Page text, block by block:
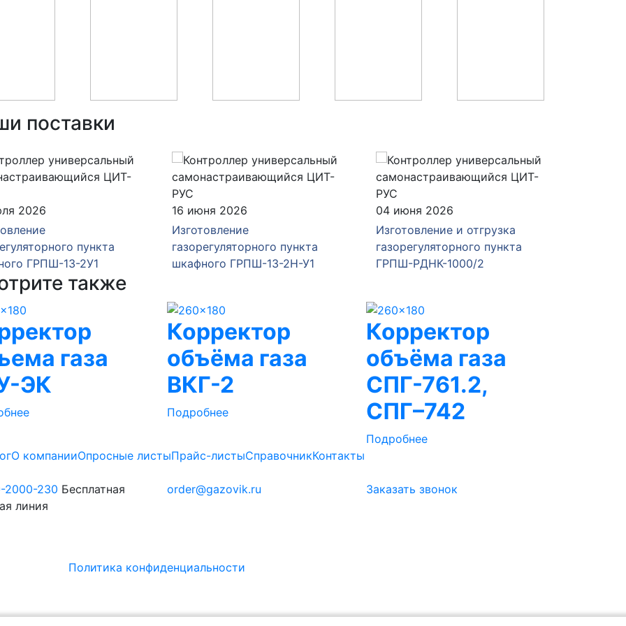
поставки
2026
пункта
ГРПШ-13-2У1
16 июня 2026
Изготовление
газорегуляторного пункта
шкафного ГРПШ-13-2Н-У1
04 июня 2026
Изготовление и отгрузка
газорегуляторного пункта
ГРПШ-РДНК-1000/2
также
газа
ЭК
Корректор
объёма газа
ВКГ-2
Подробнее
Корректор
объёма газа
СПГ-761.2,
СПГ–742
Подробнее
О компанииОпросные листыПрайс-листыСправочникКонтакты
2000-230 Бесплатная
линия
order@gazovik.ru Заказать звонок
Политика конфиденциальности